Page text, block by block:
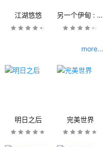
江湖悠悠 另一个伊甸 : 超越时空的猫
more...
明日之后 完美世界